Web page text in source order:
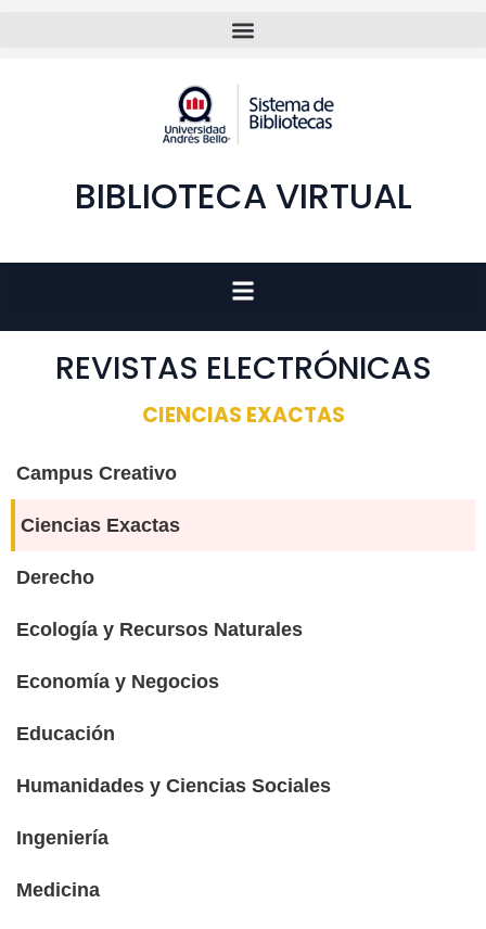
BIBLIOTECA VIRTUAL
REVISTAS ELECTRÓNICAS
CIENCIAS EXACTAS
Campus Creativo
Ciencias Exactas
Derecho
Ecología y Recursos Naturales
Economía y Negocios
Educación
Humanidades y Ciencias Sociales
Ingeniería
Medicina